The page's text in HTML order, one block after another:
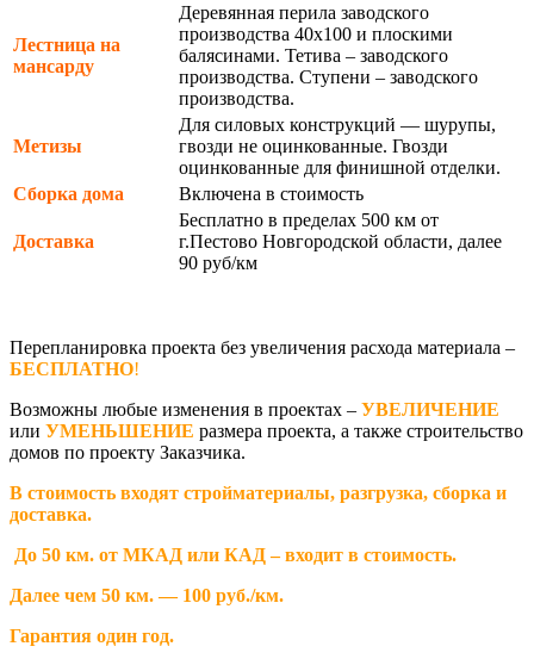
Лестница на
мансарду
Деревянная перила заводского
производства 40х100 и плоскими
балясинами. Тетива – заводского
производства. Ступени – заводского
производства.
Метизы
Для силовых конструкций — шурупы,
гвозди не оцинкованные. Гвозди
оцинкованные для финишной отделки.
Сборка дома
Включена в стоимость
Доставка
Бесплатно в пределах 500 км от
г.Пестово Новгородской области, далее
90 руб/км
Перепланировка проекта без увеличения расхода материала –
БЕСПЛАТНО!
Возможны любые изменения в проектах – УВЕЛИЧЕНИЕ
или УМЕНЬШЕНИЕ размера проекта, а также строительство
домов по проекту Заказчика.
В стоимость входят стройматериалы, разгрузка, сборка и
доставка.
До 50 км. от МКАД или КАД – входит в стоимость.
Далее чем 50 км. — 100 руб./км.
Гарантия один год.